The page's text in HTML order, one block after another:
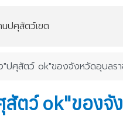
ปศุสัตว์เขต
"ปศุสัตว์ ok"ของจังหวัดอุบลร
ตว์ ok"ของจั